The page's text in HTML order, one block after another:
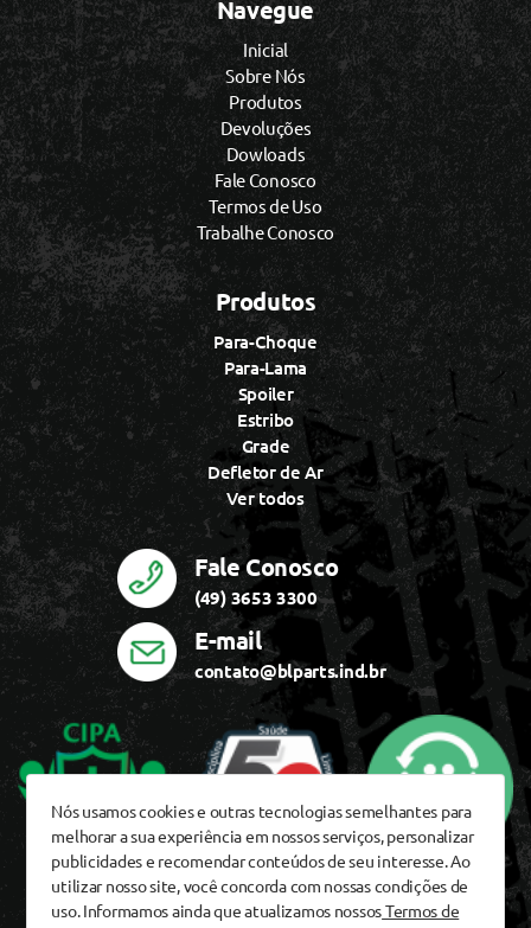
Nós usamos cookies e outras tecnologias semelhantes para
melhorar a sua experiência em nossos serviços, personalizar
publicidades e recomendar conteúdos de seu interesse. Ao
utilizar nosso site, você concorda com nossas condições de
uso. Informamos ainda que atualizamos nossosTermos de
Navegue
Inicial
Sobre Nós
Produtos
Devoluções
Dowloads
Fale Conosco
Termos de Uso
Trabalhe Conosco
Produtos
Para-Choque
Para-Lama
Spoiler
Estribo
Grade
Defletor de Ar
Ver todos
Fale Conosco
(49) 3653 3300
E-mail
contato@blparts.ind.br